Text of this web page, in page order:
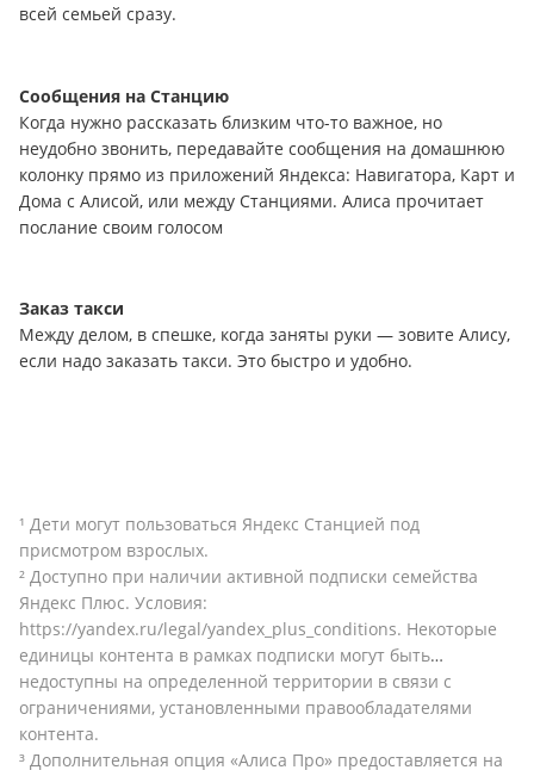
всей семьей сразу.
Сообщения на Станцию
Когда нужно рассказать близким что-то важное, но
неудобно звонить, передавайте сообщения на домашнюю
колонку прямо из приложений Яндекса: Навигатора, Карт и
Дома с Алисой, или между Станциями. Алиса прочитает
послание своим голосом
Заказ такси
Между делом, в спешке, когда заняты руки — зовите Алису,
если надо заказать такси. Это быстро и удобно.
¹ Дети могут пользоваться Яндекс Станцией под
присмотром взрослых.
² Доступно при наличии активной подписки семейства
Яндекс Плюс. Условия:
https://yandex.ru/legal/yandex_plus_conditions. Некоторые
единицы контента в рамках подписки могут быть
недоступны на определенной территории в связи с
ограничениями, установленными правообладателями
контента.
³ Дополнительная опция «Алиса Про» предоставляется на